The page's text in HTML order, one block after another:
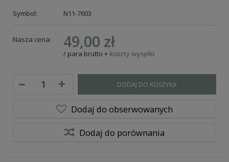
Symbol:
N11-7603
Nasza cena: 49,00 zł
/ para brutto + koszty wysyłki
DODAJ DO KOSZYKA
Dodaj do obserwowanych
Dodaj do porównania